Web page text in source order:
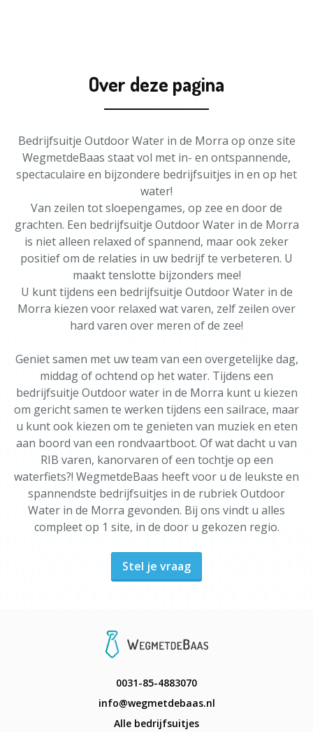
Over deze pagina
Bedrijfsuitje Outdoor Water in de Morra op onze site
WegmetdeBaas staat vol met in- en ontspannende,
spectaculaire en bijzondere bedrijfsuitjes in en op het
water!
Van zeilen tot sloepengames, op zee en door de
grachten. Een bedrijfsuitje Outdoor Water in de Morra
is niet alleen relaxed of spannend, maar ook zeker
positief om de relaties in uw bedrijf te verbeteren. U
maakt tenslotte bijzonders mee!
U kunt tijdens een bedrijfsuitje Outdoor Water in de
Morra kiezen voor relaxed wat varen, zelf zeilen over
hard varen over meren of de zee!
Geniet samen met uw team van een overgetelijke dag,
middag of ochtend op het water. Tijdens een
bedrijfsuitje Outdoor water in de Morra kunt u kiezen
om gericht samen te werken tijdens een sailrace, maar
u kunt ook kiezen om te genieten van muziek en eten
aan boord van een rondvaartboot. Of wat dacht u van
RIB varen, kanorvaren of een tochtje op een
waterfiets?! WegmetdeBaas heeft voor u de leukste en
spannendste bedrijfsuitjes in de rubriek Outdoor
Water in de Morra gevonden. Bij ons vindt u alles
compleet op 1 site, in de door u gekozen regio.
Stel je vraag
0031-85-4883070
info@wegmetdebaas.nl
Alle bedrijfsuitjes